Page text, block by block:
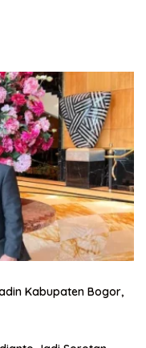
Kabupaten Bogor,